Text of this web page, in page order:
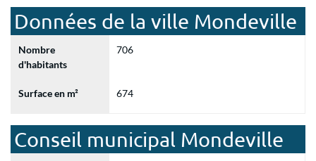
Données de la ville Mondeville
Nombre
d'habitants
706
Surface en m² 674
Conseil municipal Mondeville